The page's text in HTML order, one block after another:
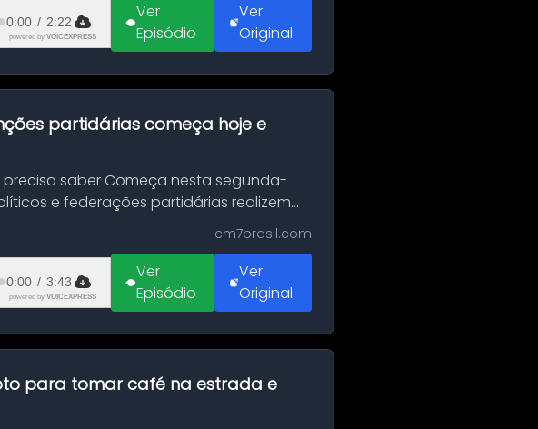
0:00 / 2:22
powered by VOICEXPRESS
Ver
Episódio
Ver
Original
partidárias começa hoje e
saber Começa nesta segunda-
e federações partidárias realizem
cm7brasil.com
0:00 / 3:43
powered by VOICEXPRESS
Ver
Episódio
Ver
Original
para tomar café na estrada e